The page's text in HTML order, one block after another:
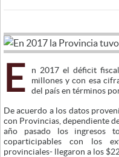
E
n 2017 el déficit
millones y con esa
del país en términos
De acuerdo a los datos
con Provincias, dependiente
año pasado los ingresos
coparticipables con los
provinciales- llegaron a los